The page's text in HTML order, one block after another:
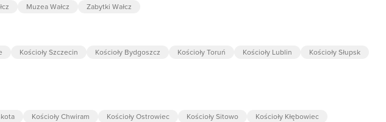
Muzea Wałcz Zabytki Wałcz
Kościoły Szczecin Kościoły Bydgoszcz Kościoły Toruń Kościoły Lublin
Kościoły Słupsk
Kościoły Chwiram Kościoły Ostrowiec Kościoły Sitowo
Kościoły Kłębowiec